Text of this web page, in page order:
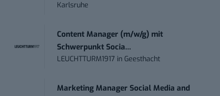
Karlsruhe
Content Manager (m/w/g) mit
Schwerpunkt Socia...
LEUCHTTURM1917 in Geesthacht
Marketing Manager Social Media and